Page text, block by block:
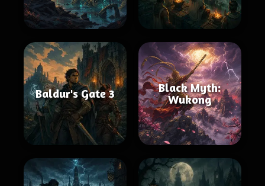
Baldur's Gate 3
Black Myth:
Wukong